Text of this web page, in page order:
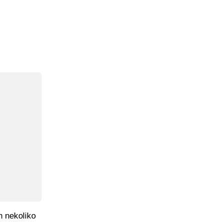
nekoliko